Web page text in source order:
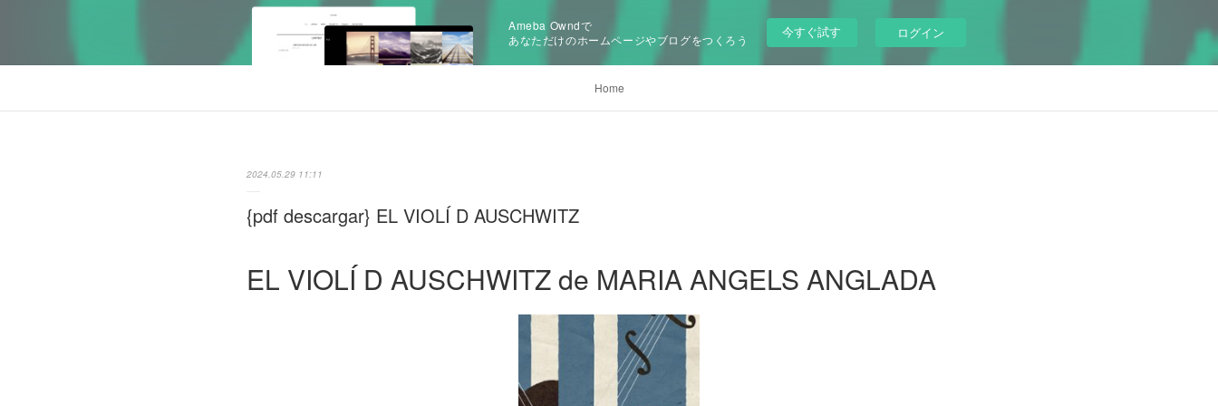
Ameba Owndで
あなただけのホームページやブログをつくろう
今すぐ試す ログイン
Home
2024.05.29 11:11
{pdf descargar} EL VIOLÍ D AUSCHWITZ
EL VIOLÍ D AUSCHWITZ de MARIA ANGELS ANGLADA